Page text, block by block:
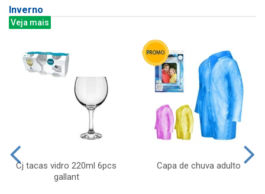
Inverno
Veja mais
Cj tacas vidro 220ml 6pcs
gallant
Capa de chuva adulto